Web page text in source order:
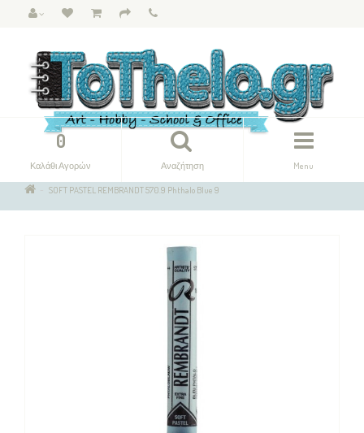
Menu
Αναζήτηση
0
Καλάθι Αγορών
SOFT PASTEL REMBRANDT 570.9 Phthalo Blue 9